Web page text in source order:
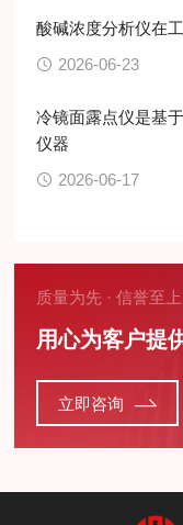
酸碱浓度分析仪在
2026-06-23
冷镜面露点仪是基
仪器
2026-06-17
质量为先 · 信誉至上
用心为客户提
立即咨询